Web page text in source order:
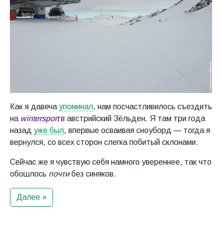
Как я давеча упоминал, нам посчастливилось съездить
на wintersportв австрийский Зёльден. Я там три года
назад уже был, впервые осваивая сноуборд — тогда я
вернулся, со всех сторон слегка побитый склонами.
Сейчас же я чувствую себя намного увереннее, так что
обошлось почтибез синяков.
Далее »